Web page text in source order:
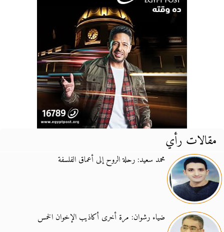
مقالات رأي
محمد سعيد: رحلة الروح إلى أعماق الفلسفة
ضياء رشوان: مرة أخرى أكاذيب الإخوان الخمس